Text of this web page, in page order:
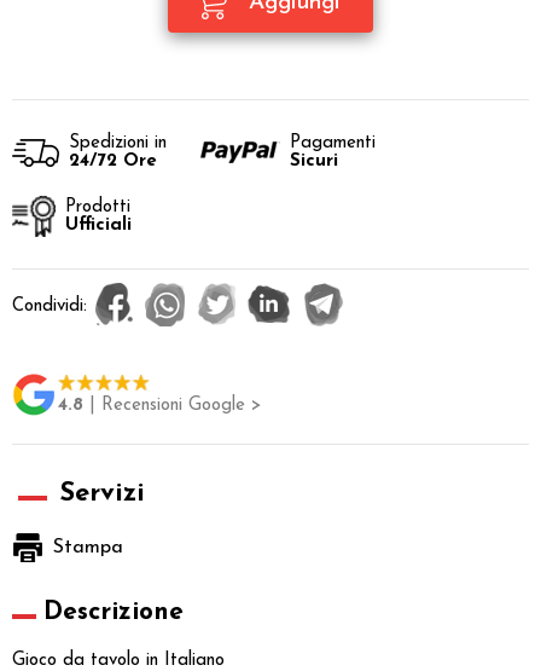
Spedizioni in
24/72 Ore
Pagamenti
Sicuri
Prodotti
Ufficiali
Condividi:
4.8 | Recensioni Google >
Servizi
Stampa
Descrizione
Gioco da tavolo in Italiano